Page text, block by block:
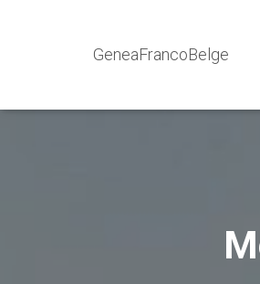
GeneaFrancoBelge